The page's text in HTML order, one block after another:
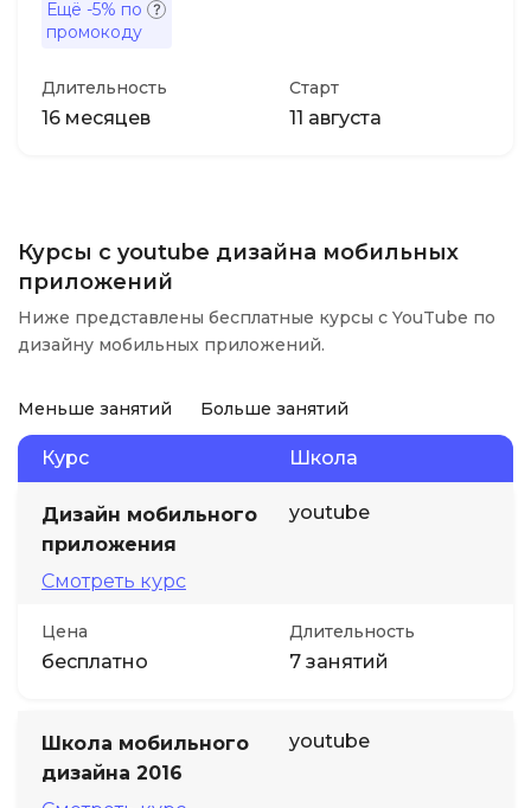
Ещё -5% по
промокоду
Длительность
16 месяцев
Старт
11 августа
Курсы с youtube дизайна мобильных
приложений
Ниже представлены бесплатные курсы с YouTube по
дизайну мобильных приложений.
Меньше занятий Больше занятий
Курс Школа
Дизайн мобильного
приложения
Смотреть курс
youtube
Цена
бесплатно
Длительность
7 занятий
Школа мобильного
дизайна 2016
youtube